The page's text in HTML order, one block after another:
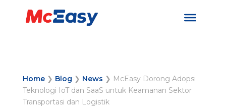
Home❯ Blog ❯ News ❯ McEasy Dorong Adopsi
Teknologi IoT dan SaaS untuk Keamanan Sektor
Transportasi dan Logistik